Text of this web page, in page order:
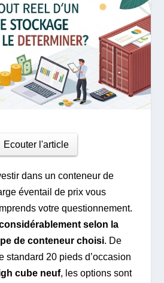
Ecouter l'article
dans un conteneur de
éventail de prix vous
votre questionnement.
selon la
de conteneur choisi. De
standard 20 pieds d’occasion
cube neuf, les options sont